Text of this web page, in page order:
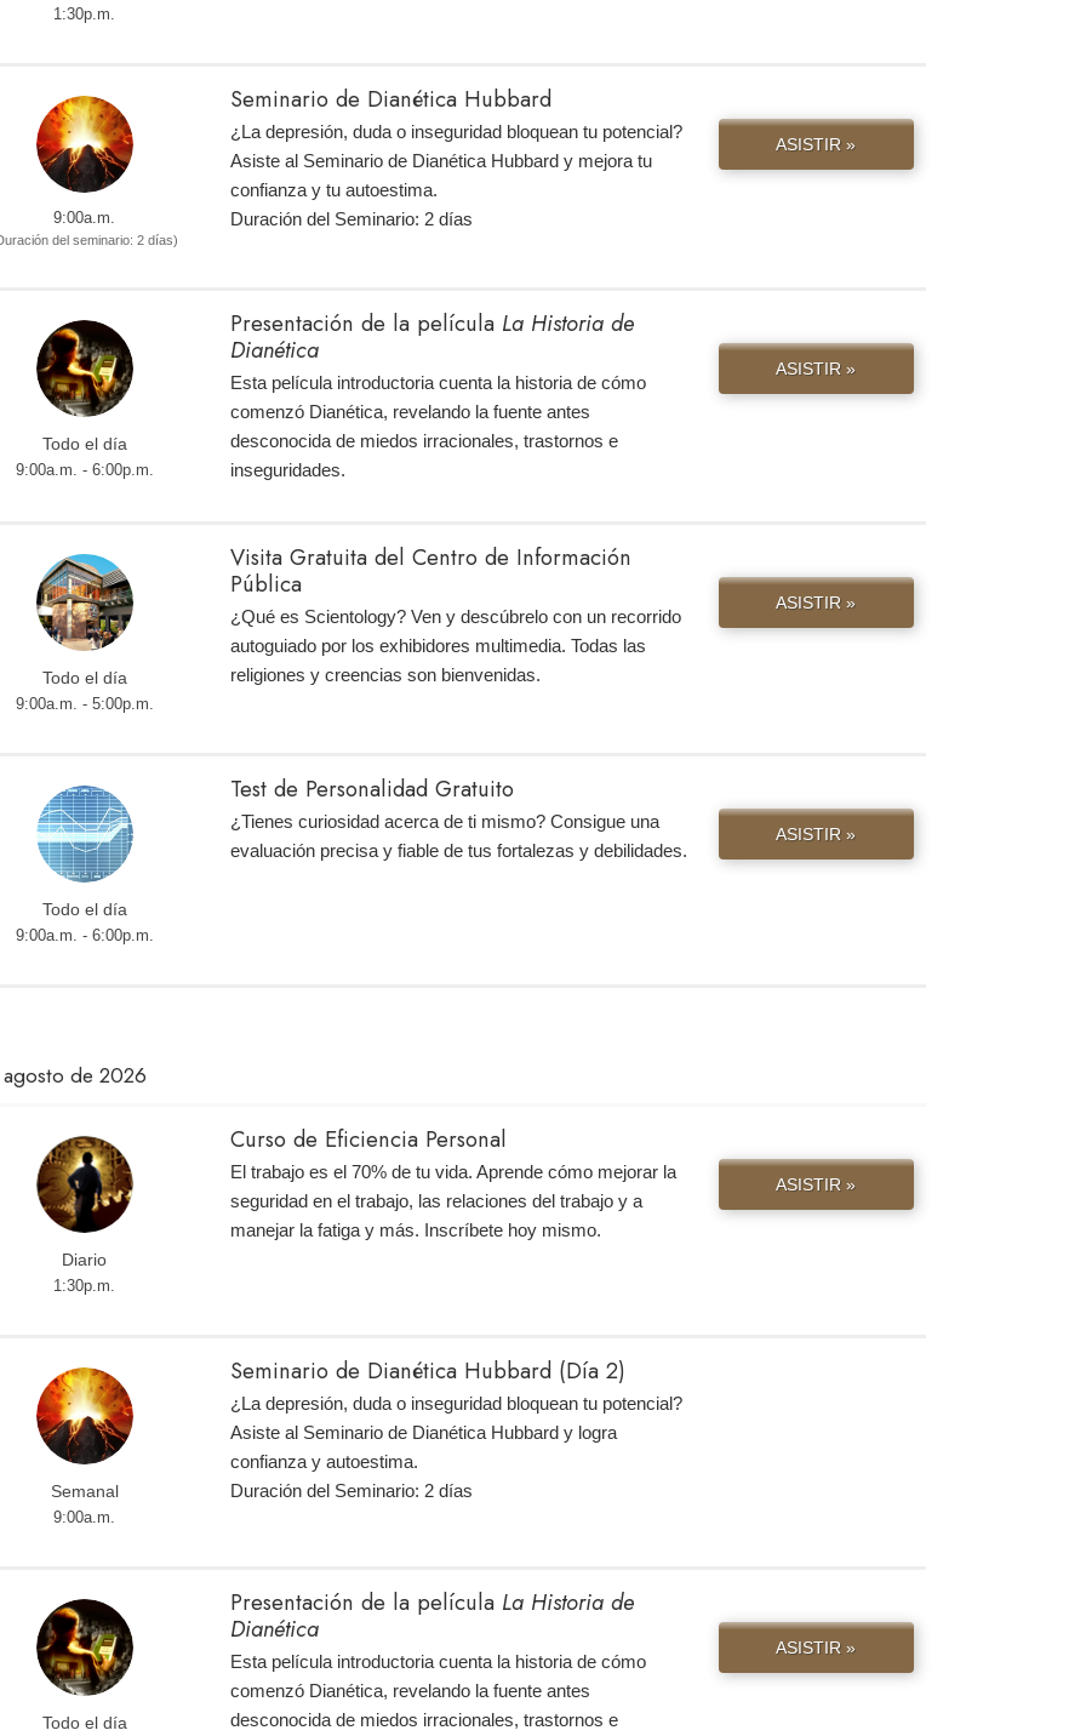
1:30p.m.
9:00a.m.
del seminario: 2 días)
Seminario de Dianética Hubbard
¿La depresión, duda o inseguridad bloquean tu potencial?
Asiste al Seminario de Dianética Hubbard y mejora tu
confianza y tu autoestima.
Duración del Seminario: 2 días
ASISTIR »
Todo el día
9:00a.m. - 6:00p.m.
Presentación de la película La Historia de
Dianética
Esta película introductoria cuenta la historia de cómo
comenzó Dianética, revelando la fuente antes
desconocida de miedos irracionales, trastornos e
inseguridades.
ASISTIR »
Todo el día
9:00a.m. - 5:00p.m.
Visita Gratuita del Centro de Información
Pública
¿Qué es Scientology? Ven y descúbrelo con un recorrido
autoguiado por los exhibidores multimedia. Todas las
religiones y creencias son bienvenidas.
ASISTIR »
Todo el día
9:00a.m. - 6:00p.m.
Test de Personalidad Gratuito
¿Tienes curiosidad acerca de ti mismo? Consigue una
evaluación precisa y fiable de tus fortalezas y debilidades.
ASISTIR »
de 2026
Diario
1:30p.m.
Curso de Eficiencia Personal
El trabajo es el 70% de tu vida. Aprende cómo mejorar la
seguridad en el trabajo, las relaciones del trabajo y a
manejar la fatiga y más. Inscríbete hoy mismo.
ASISTIR »
Semanal
9:00a.m.
Seminario de Dianética Hubbard (Día 2)
¿La depresión, duda o inseguridad bloquean tu potencial?
Asiste al Seminario de Dianética Hubbard y logra
confianza y autoestima.
Duración del Seminario: 2 días
Todo el día
Presentación de la película La Historia de
Dianética
Esta película introductoria cuenta la historia de cómo
comenzó Dianética, revelando la fuente antes
desconocida de miedos irracionales, trastornos e
ASISTIR »